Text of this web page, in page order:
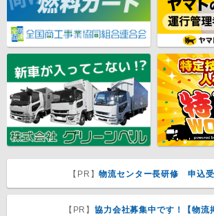
【PR】物流センター長研修 申込受
【PR】協力会社募集中です！【物流